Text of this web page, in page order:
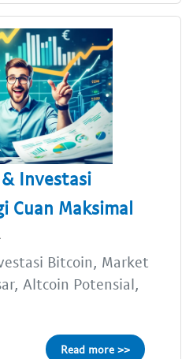
Investasi
Cuan Maksimal
Bitcoin, Market
Altcoin Potensial,
Read more >>